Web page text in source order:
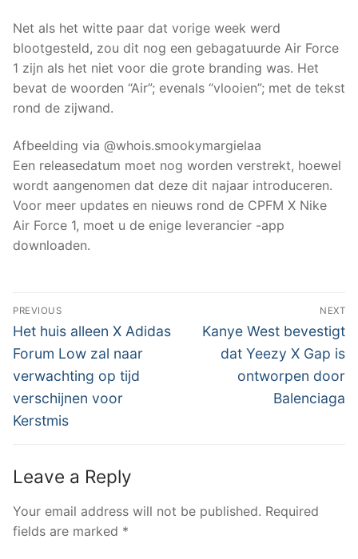
Net als het witte paar dat vorige week werd
blootgesteld, zou dit nog een gebagatuurde Air Force
1 zijn als het niet voor die grote branding was. Het
bevat de woorden “Air”; evenals “vlooien”; met de tekst
rond de zijwand.
Afbeelding via @whois.smookymargielaa
Een releasedatum moet nog worden verstrekt, hoewel
wordt aangenomen dat deze dit najaar introduceren.
Voor meer updates en nieuws rond de CPFM X Nike
Air Force 1, moet u de enige leverancier -app
downloaden.
Post
navigation
PREVIOUS
Previous
post:
Het huis alleen X Adidas
Forum Low zal naar
verwachting op tijd
verschijnen voor
Kerstmis
NEXT
Next
post:
Kanye West bevestigt
dat Yeezy X Gap is
ontworpen door
Balenciaga
Leave a Reply
Your email address will not be published. Required
fields are marked *